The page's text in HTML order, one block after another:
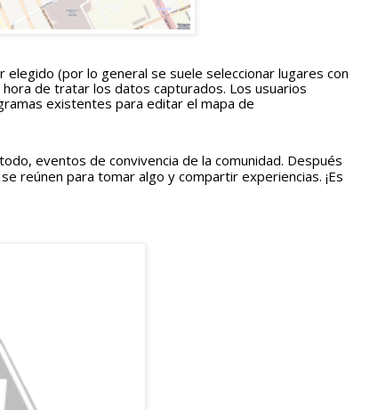
elegido (por lo general se suele seleccionar lugares con
de tratar los datos capturados. Los usuarios
existentes para editar el mapa de
eventos de convivencia de la comunidad. Después
reúnen para tomar algo y compartir experiencias. ¡Es